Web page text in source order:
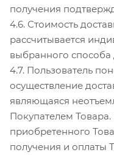
получения
4.6. Стоимость
рассчитывается
выбранного способа
4.7. Пользователь
осуществление
являющаяся
Покупателем Товара.
приобретенного
получения и оплаты